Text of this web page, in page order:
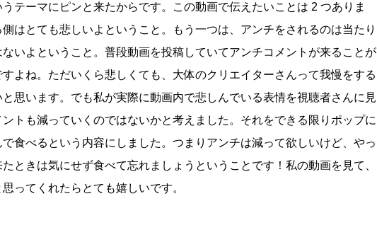
テーマにピンと来たからです。この動画で伝えたいことは 2 つありま
はとても悲しいよということ。もう一つは、アンチをされるのは当たり
いよということ。普段動画を投稿していてアンチコメントが来ることが
よね。ただいくら悲しくても、大体のクリエイターさんって我慢をする
思います。でも私が実際に動画内で悲しんでいる表情を視聴者さんに見
トも減っていくのではないかと考えました。それをできる限りポップに
食べるという内容にしました。つまりアンチは減って欲しいけど、やっ
ときは気にせず食べて忘れましょうということです！私の動画を見て、
ってくれたらとても嬉しいです。